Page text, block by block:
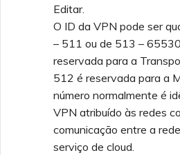
Editar.
O ID da VPN pode ser
– 511 ou de 513 –
reservada para a
512 é reservada para a
número normalmente é
VPN atribuído às redes
comunicação entre a
serviço de cloud.